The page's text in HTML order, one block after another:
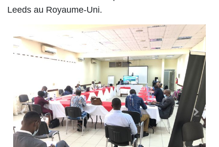
Leeds au Royaume-Uni.